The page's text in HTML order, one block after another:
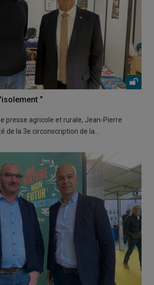
"
presse agricole et rurale, Jean-Pierre
de la 3e circonscription de la…